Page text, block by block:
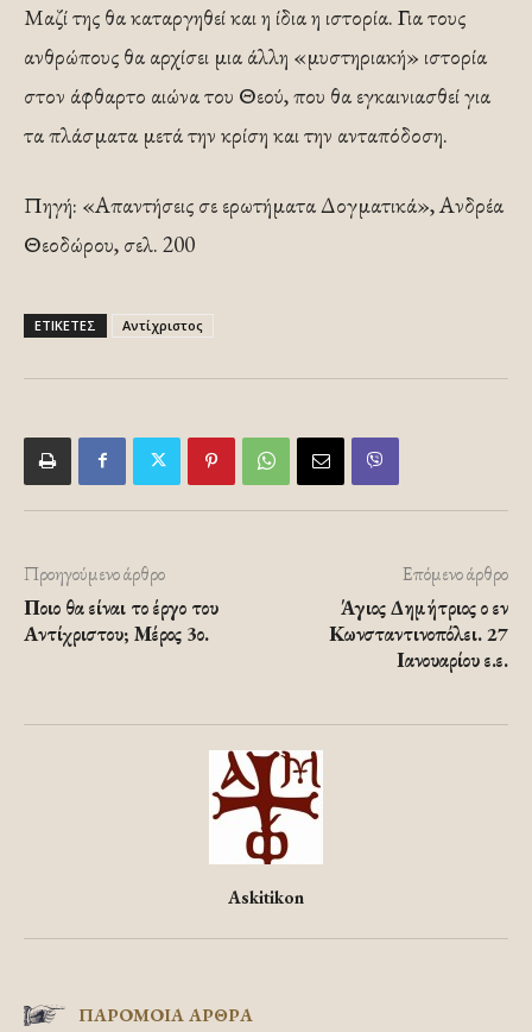
Μαζί της θα καταργηθεί και η ίδια η ιστορία. Για τους
ανθρώπους θα αρχίσει μια άλλη «μυστηριακή» ιστορία
στον άφθαρτο αιώνα του Θεού, που θα εγκαινιασθεί για
τα πλάσματα μετά την κρίση και την ανταπόδοση.
Πηγή: «Απαντήσεις σε ερωτήματα Δογματικά», Ανδρέα
Θεοδώρου, σελ. 200
ΕΤΙΚΕΤΕΣ Αντίχριστος
Προηγούμενο άρθρο
Ποιο θα είναι το έργο του
Αντίχριστου; Μέρος 3ο.
Επόμενο άρθρο
Άγιος Δημήτριος ο εν
Κωνσταντινοπόλει. 27
Ιανουαρίου ε.ε.
Askitikon
ΠΑΡΟΜΟΙΑ ΑΡΘΡΑ